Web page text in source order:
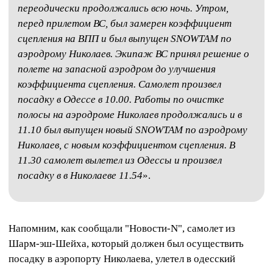
переодически продолжались всю ночь. Утром,
перед прилетом ВС, был замерен коэффициент
сцепления на ВПП и был выпущен SNOWTAM по
аэродрому Николаев. Экипаж ВС принял решение о
полете на запасной аэродром до улучшения
коэффициента сцепления. Самолет произвел
посадку в Одессе в 10.00. Работы по очистке
полосы на аэродроме Николаев продолжались и в
11.10 был выпущен новый SNOWTAM по аэродрому
Николаев, с новым коэффициентом сцепления. В
11.30 самолет вылетел из Одессы и произвел
посадку в в Николаеве 11.54».
Напомним, как сообщали "Новости-N", самолет из
Шарм-эш-Шейха, который должен был осуществить
посадку в аэропорту Николаева, улетел в одесский